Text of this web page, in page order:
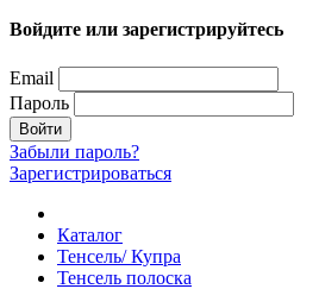
Войдите или зарегистрируйтесь
Email
Пароль
Войти
Забыли пароль?
Зарегистрироваться
Каталог
Тенсель/ Купра
Тенсель полоска